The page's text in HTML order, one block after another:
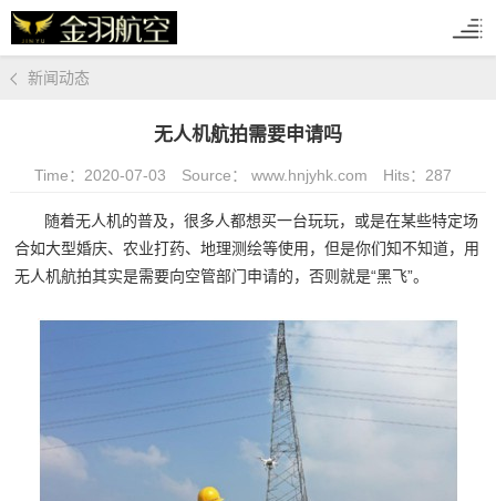
新闻动态
无人机航拍需要申请吗
Time：2020-07-03 Source： www.hnjyhk.com Hits： 287
随着无人机的普及，很多人都想买一台玩玩，或是在某些特定场
合如大型婚庆、农业打药、地理测绘等使用，但是你们知不知道，用
无人机航拍其实是需要向空管部门申请的，否则就是“黑飞”。